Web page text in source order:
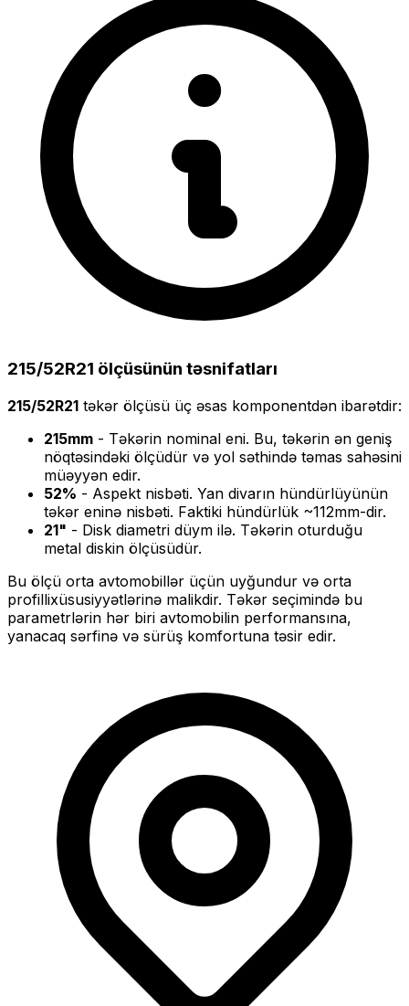
215/52R21 ölçüsünün təsnifatları
215/52R21 təkər ölçüsü üç əsas komponentdən ibarətdir:
215mm - Təkərin nominal eni. Bu, təkərin ən geniş
nöqtəsindəki ölçüdür və yol səthində təmas sahəsini
müəyyən edir.
52% - Aspekt nisbəti. Yan divarın hündürlüyünün
təkər eninə nisbəti. Faktiki hündürlük ~112mm-dir.
21" - Disk diametri düym ilə. Təkərin oturduğu
metal diskin ölçüsüdür.
Bu ölçü orta avtomobillər üçün uyğundur və orta
profillixüsusiyyətlərinə malikdir. Təkər seçimində bu
parametrlərin hər biri avtomobilin performansına,
yanacaq sərfinə və sürüş komfortuna təsir edir.